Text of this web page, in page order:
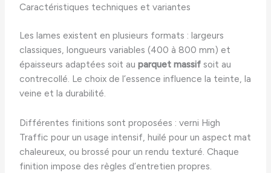
Caractéristiques techniques et variantes
Les lames existent en plusieurs formats : largeurs
classiques, longueurs variables (400 à 800 mm) et
épaisseurs adaptées soit auparquet massif soit au
contrecollé. Le choix de l’essence influence la teinte, la
veine et la durabilité.
Différentes finitions sont proposées : verni High
Traffic pour un usage intensif, huilé pour un aspect mat
chaleureux, ou brossé pour un rendu texturé. Chaque
finition impose des règles d’entretien propres.